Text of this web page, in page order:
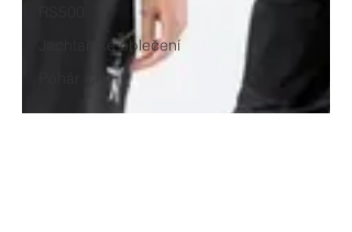
Jachtařské oblečení